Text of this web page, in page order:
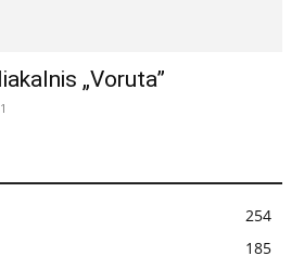
„Voruta”
254
185